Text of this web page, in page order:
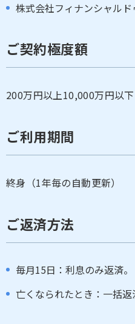
株式会社フィナンシャルド
ご契約極度額
200万円以上10,000万円以下
ご利用期間
終身（1年毎の自動更新）
ご返済方法
毎月15日：利息のみ返済。
亡くなられたとき：一括返